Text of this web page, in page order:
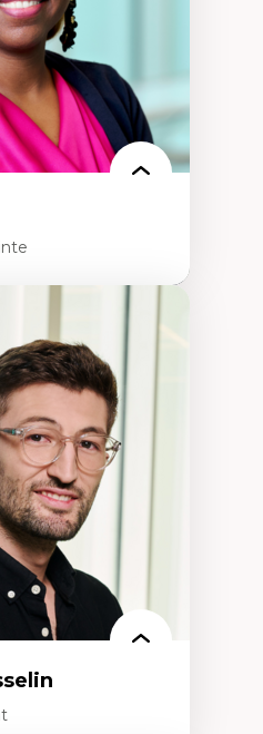
et adoption des
innovantes
du nouveau
en milieu
pour la formation